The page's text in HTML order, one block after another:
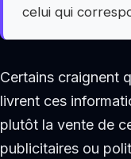
celui qui
Certains craignent
livrent ces
plutôt la vente de
publicitaires ou